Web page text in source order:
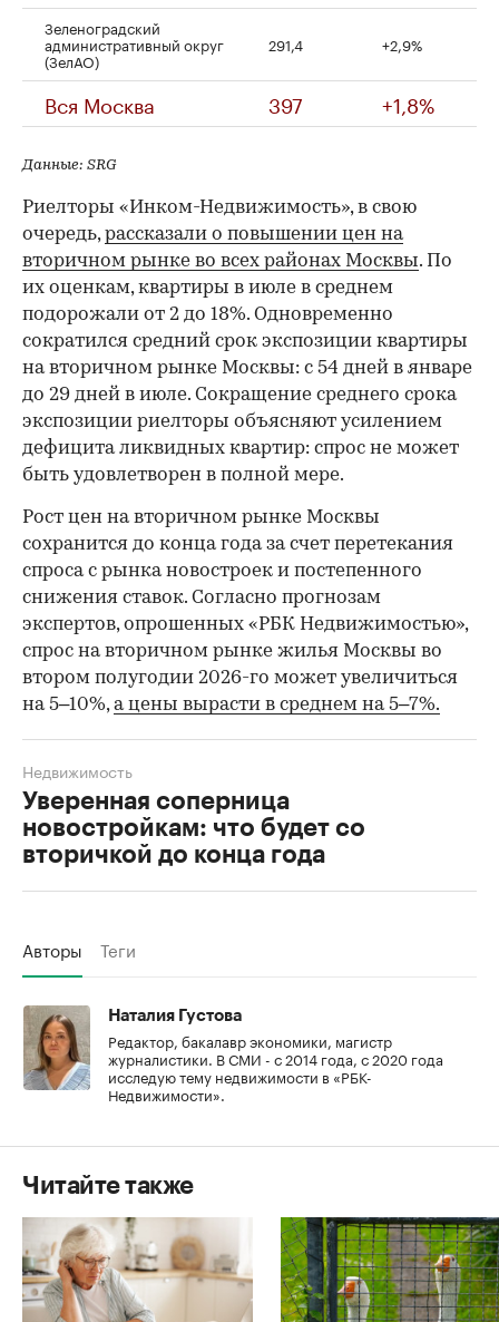
Зеленоградский
административный округ
(ЗелАО)
291,4 +2,9%
Вся Москва 397 +1,8%
Данные: SRG
Риелторы «Инком-Недвижимость», в свою
очередь,рассказали о повышении цен на
вторичном рынке во всех районах Москвы. По
их оценкам, квартиры в июле в среднем
подорожали от 2 до 18%. Одновременно
сократился средний срок экспозиции квартиры
на вторичном рынке Москвы: с 54 дней в январе
до 29 дней в июле. Сокращение среднего срока
экспозиции риелторы объясняют усилением
дефицита ликвидных квартир: спрос не может
быть удовлетворен в полной мере.
Рост цен на вторичном рынке Москвы
сохранится до конца года за счет перетекания
спроса с рынка новостроек и постепенного
снижения ставок. Согласно прогнозам
экспертов, опрошенных «РБК Недвижимостью»,
спрос на вторичном рынке жилья Москвы во
втором полугодии 2026-го может увеличиться
на 5–10%,а цены вырасти в среднем на 5–7%.
Уверенная соперница
новостройкам: что будет со
вторичкой до конца года
Недвижимость
Авторы Теги
Наталия Густова
Редактор, бакалавр экономики, магистр
журналистики. В СМИ - с 2014 года, с 2020 года
исследую тему недвижимости в «РБК-
Недвижимости».
Читайте также